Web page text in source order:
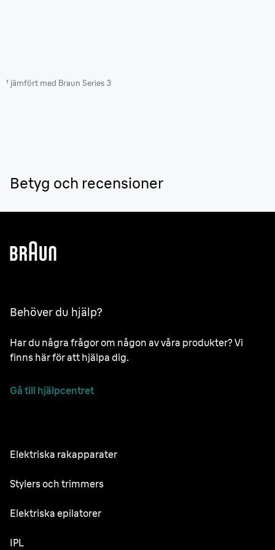
¹ jämfört med Braun Series 3
Betyg och recensioner
Behöver du hjälp?
Har du några frågor om någon av våra produkter? Vi
finns här för att hjälpa dig.
Gå till hjälpcentret
Elektriska rakapparater
NEVO
Series 5
Stylers och trimmers
Skäggtrimmer
Elektriska epilatorer
Silk·épil SkinSpa
IPL